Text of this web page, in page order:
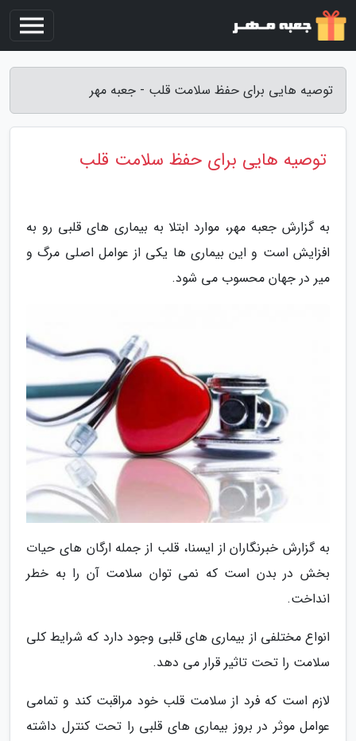
توصیه هایی برای حفظ سلامت قلب - جعبه مهر
توصیه هایی برای حفظ سلامت قلب
به گزارش جعبه مهر، موارد ابتلا به بیماری های قلبی رو به
افزایش است و این بیماری ها یکی از عوامل اصلی مرگ و
میر در جهان محسوب می شود.
به گزارش خبرنگاران از ایسنا، قلب از جمله ارگان های حیات
بخش در بدن است که نمی توان سلامت آن را به خطر
انداخت.
انواع مختلفی از بیماری های قلبی وجود دارد که شرایط کلی
سلامت را تحت تاثیر قرار می دهد.
لازم است که فرد از سلامت قلب خود مراقبت کند و تمامی
عوامل موثر در بروز بیماری های قلبی را تحت کنترل داشته